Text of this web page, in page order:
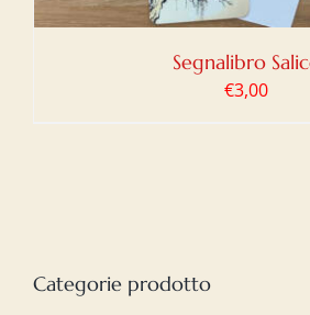
Segnalibro
€3,00
Categorie prodotto